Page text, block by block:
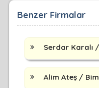
Benzer Firmalar
Serdar Karalı
Alim Ateş /